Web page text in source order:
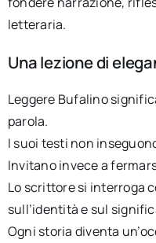
letteraria.
Una lezione di
Leggere Bufalino
parola.
I suoi testi non
Invitano invece a
Lo scrittore si interroga
sull’identità e sul
Ogni storia diventa